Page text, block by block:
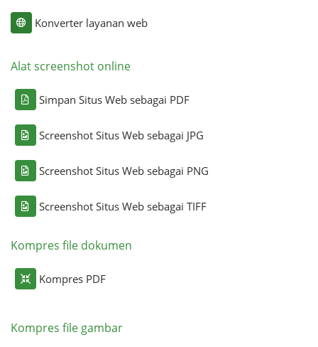
Konverter layanan web
Alat screenshot online
Simpan Situs Web sebagai PDF
Screenshot Situs Web sebagai JPG
Screenshot Situs Web sebagai PNG
Screenshot Situs Web sebagai TIFF
Kompres file dokumen
Kompres PDF
Kompres file gambar